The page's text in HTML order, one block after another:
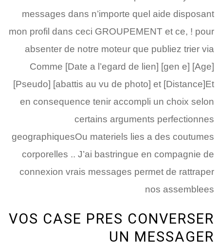
messages dans n’importe quel aide disposant
mon profil dans ceci GROUPEMENT et ce, ! pour
absenter de notre moteur que publiez trier via
Comme [Date a l’egard de lien] [gen e] [Age]
[Pseudo] [abattis au vu de photo] et [Distance]Et
en consequence tenir accompli un choix selon
certains arguments perfectionnes
geographiquesOu materiels lies a des coutumes
corporelles .. J’ai bastringue en compagnie de
connexion vrais messages permet de rattraper
nos assemblees
VOS CASE PRES CONVERSER
UN MESSAGER